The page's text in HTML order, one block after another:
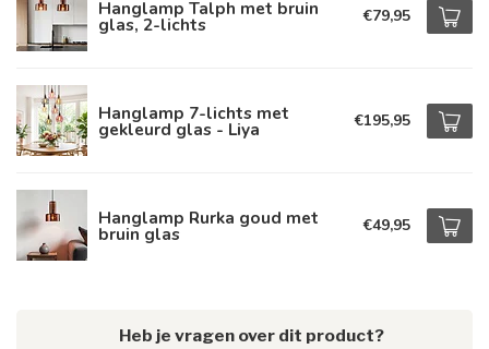
Hanglamp Talph met bruin
glas, 2-lichts €79,95
Hanglamp 7-lichts met
gekleurd glas - Liya €195,95
Hanglamp Rurka goud met
bruin glas €49,95
Heb je vragen over dit product?